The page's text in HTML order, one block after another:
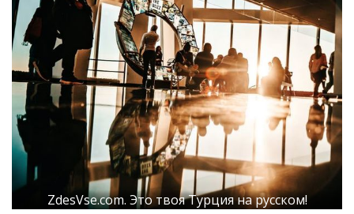
ZdesVse.com. Это твоя Турция на русском!